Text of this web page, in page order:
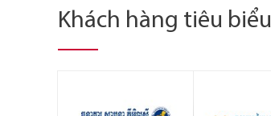
Khách hàng tiêu biểu